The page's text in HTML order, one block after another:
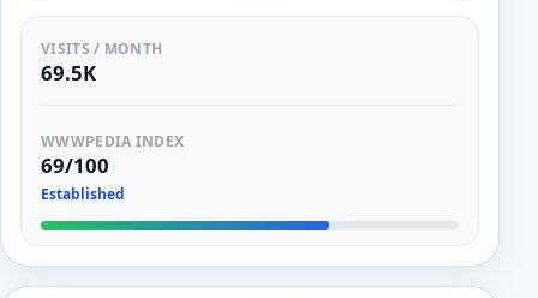
VISITS / MONTH
69.5K
WWWPEDIA INDEX
69/100
Established